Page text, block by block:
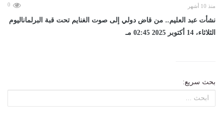
منذ 10 أشهر 0
نشأت عبد العليم.. من قاض دولي إلى صوت الغنايم تحت قبة البرلماناليوم
الثلاثاء، 14 أكتوبر 2025 02:45 مـ
بحث سريع: